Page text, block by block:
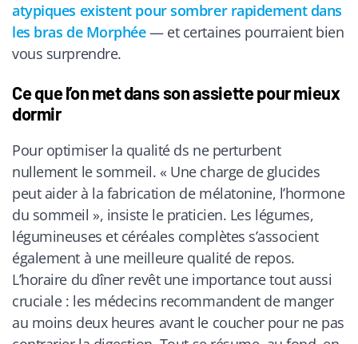
atypiques existent pour sombrer rapidement dans
les bras de Morphée— et certaines pourraient bien
vous surprendre.
Ce que l’on met dans son assiette pour mieux
dormir
Pour optimiser la qualité ds ne perturbent
nullement le sommeil. « Une charge de glucides
peut aider à la fabrication de mélatonine, l’hormone
du sommeil », insiste le praticien. Les légumes,
légumineuses et céréales complètes s’associent
également à une meilleure qualité de repos.
L’horaire du dîner revêt une importance tout aussi
cruciale : les médecins recommandent de manger
au moins deux heures avant le coucher pour ne pas